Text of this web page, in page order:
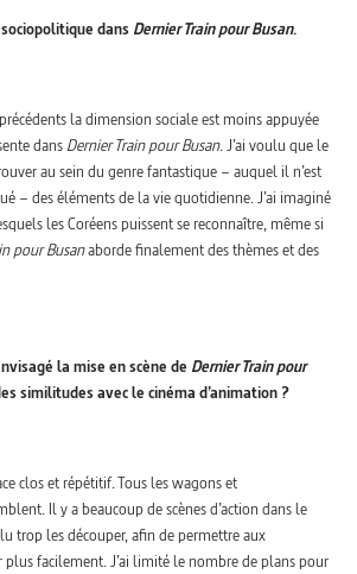
dans Dernier Train pour Busan.
la dimension sociale est moins appuyée
dans Dernier Train pour Busan. J’ai voulu que le
au sein du genre fantastique – auquel il n’est
– des éléments de la vie quotidienne. J’ai imaginé
les Coréens puissent se reconnaître, même si
pour Busanaborde finalement des thèmes et des
la mise en scène de Dernier Train pour
similitudes avec le cinéma d’animation ?
clos et répétitif. Tous les wagons et
Il y a beaucoup de scènes d’action dans le
trop les découper, afin de permettre aux
plus facilement. J’ai limité le nombre de plans pour